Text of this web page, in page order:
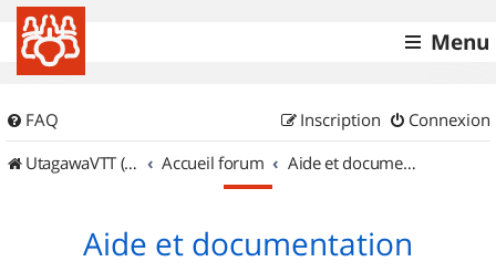
Menu
FAQ Connexion
Inscription
UtagawaVTT (Randos VTT et VTTAE avec traces GPS)
Accueil forum Aide et documentation
Aide et documentation